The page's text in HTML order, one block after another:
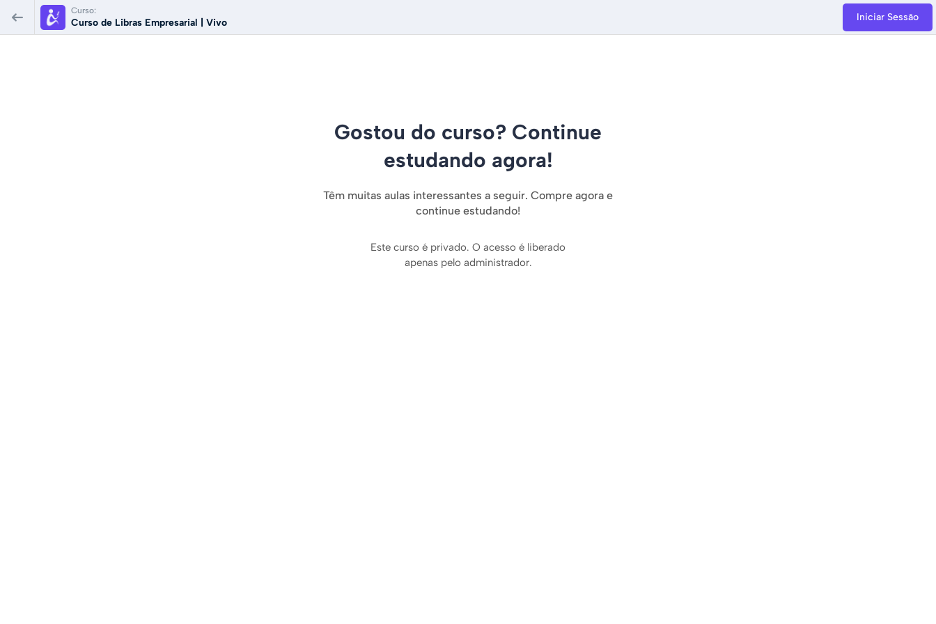
Curso:
Curso de Libras Empresarial | Vivo Iniciar Sessão
Gostou do curso? Continue
estudando agora!
Têm muitas aulas interessantes a seguir. Compre agora e
continue estudando!
Este curso é privado. O acesso é liberado
apenas pelo administrador.